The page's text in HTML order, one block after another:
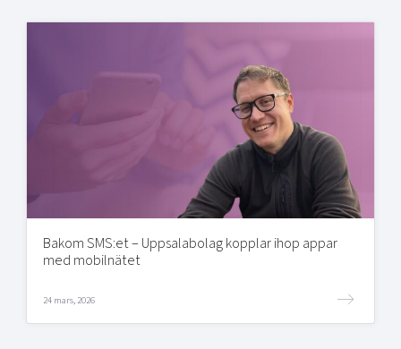
Bakom SMS:et – Uppsalabolag kopplar ihop appar
med mobilnätet
24 mars, 2026